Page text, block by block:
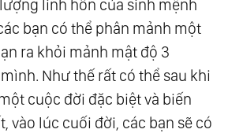
linh hồn của sinh mệnh
bạn có thể phân mảnh một
ra khỏi mảnh mật độ 3
Như thế rất có thể sau khi
cuộc đời đặc biệt và biến
vào lúc cuối đời, các bạn sẽ có